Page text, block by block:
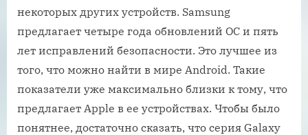
некоторых других устройств. Samsung
предлагает четыре года обновлений ОС и пять
лет исправлений безопасности. Это лучшее из
того, что можно найти в мире Android. Такие
показатели уже максимально близки к тому, что
предлагает Apple в ее устройствах. Чтобы было
понятнее, достаточно сказать, что серия Galaxy